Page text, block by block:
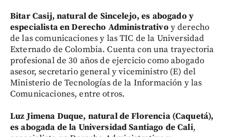
Bitar Casij, natural de Sincelejo, es abogado y
especialista en Derecho Administrativo y derecho
de las comunicaciones y las TIC de la Universidad
Externado de Colombia. Cuenta con una trayectoria
profesional de 30 años de ejercicio como abogado
asesor, secretario general y viceministro (E) del
Ministerio de Tecnologías de la Información y las
Comunicaciones, entre otros.
Luz Jimena Duque, natural de Florencia (Caquetá),
es abogada de la Universidad Santiago de Cali,